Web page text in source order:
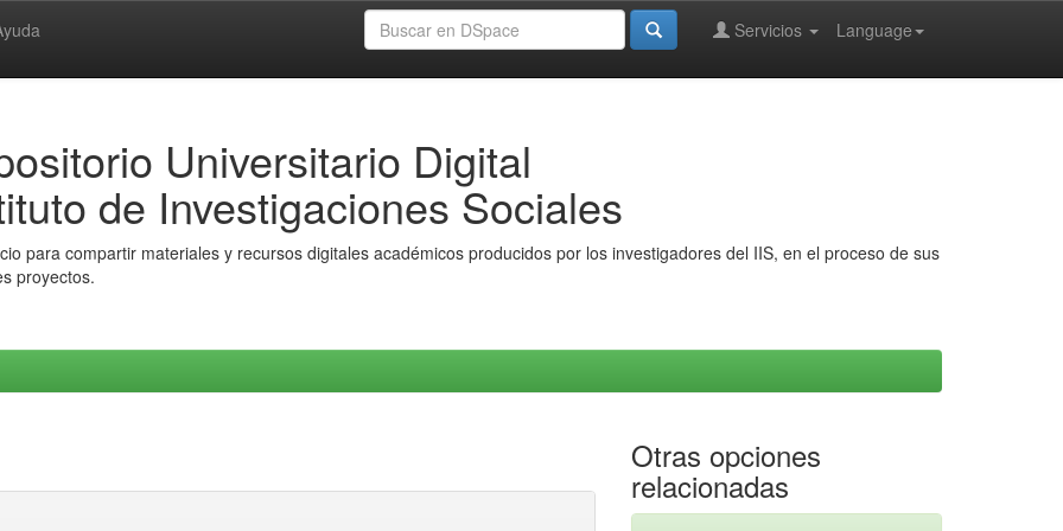
Language
Servicios
Universitario Digital
de Investigaciones Sociales
para compartir materiales y recursos digitales académicos producidos por los investigadores del IIS, en el proceso de sus
proyectos.
Otras opciones
relacionadas